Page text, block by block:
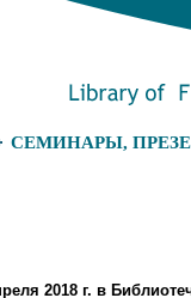
СЕМИНАРЫ,
2018 г. в